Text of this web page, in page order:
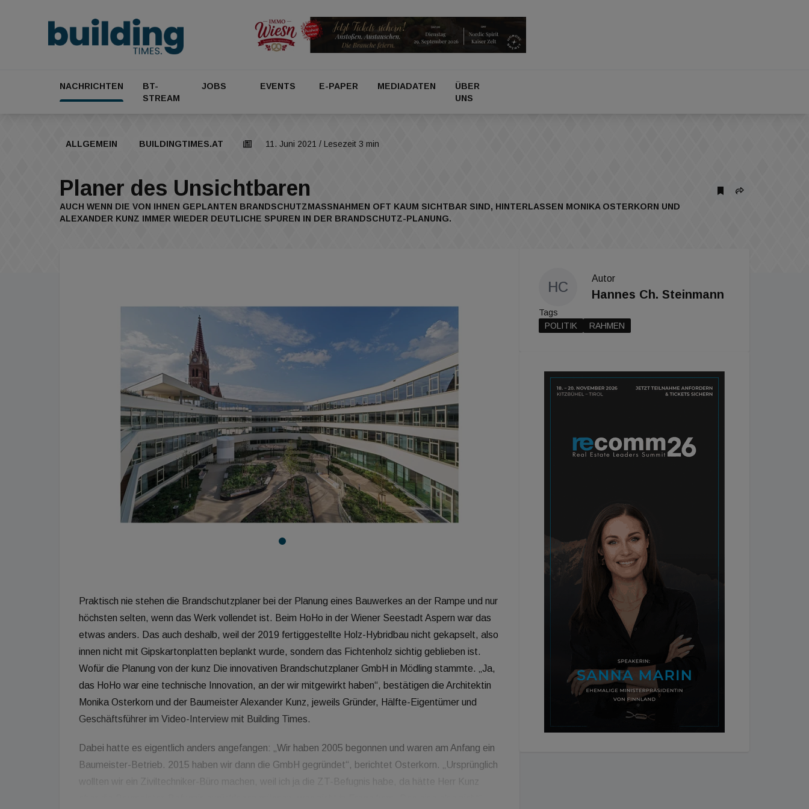
NACHRICHTEN
BT-
STREAM
JOBS EVENTS E-PAPER MEDIADATEN
ÜBER
UNS
ALLGEMEIN BUILDINGTIMES.AT 11. Juni 2021 / Lesezeit 3 min
Planer des Unsichtbaren
AUCH WENN DIE VON IHNEN GEPLANTEN BRANDSCHUTZMASSNAHMEN OFT KAUM SICHTBAR SIND, HINTERLASSEN MONIKA OSTERKORN UND A
LEXANDER KUNZ IMMER WIEDER DEUTLICHE SPUREN IN DER BRANDSCHUTZ-PLANUNG.
Praktisch nie stehen die Brandschutzplaner bei der Planung eines Bauwerkes an der Rampe und nur
höchsten selten, wenn das Werk vollendet ist. Beim HoHo in der Wiener Seestadt Aspern war das
etwas anders. Das auch deshalb, weil der 2019 fertiggestellte Holz-Hybridbau nicht gekapselt, also
innen nicht mit Gipskartonplatten beplankt wurde, sondern das Fichtenholz sichtig geblieben ist.
Wofür die Planung von der kunz Die innovativen Brandschutzplaner GmbH in Mödling stammte. „Ja,
das HoHo war eine technische Innovation, an der wir mitgewirkt haben“, bestätigen die Architektin
Monika Osterkorn und der Baumeister Alexander Kunz, jeweils Gründer, Hälfte-Eigentümer und
Geschäftsführer im Video-Interview mit Building Times.
Dabei hatte es eigentlich anders angefangen: „Wir haben 2005 begonnen und waren am Anfang ein
Baumeister-Betrieb. 2015 haben wir dann die GmbH gegründet“, berichtet Osterkorn. „Ursprünglich
HC
Autor
Hannes Ch. Steinmann
Tags
POLITIK
RAHMEN